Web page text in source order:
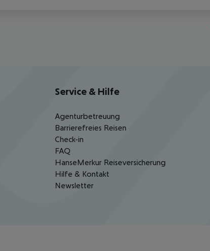
Service & Hilfe
Agenturbetreuung
Barrierefreies Reisen
Check-in
FAQ
HanseMerkur Reiseversicherung
Hilfe & Kontakt
Newsletter